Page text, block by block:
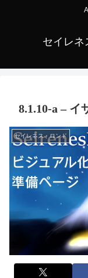
セイレネ
8.1.10-a – イ
セイレネス・ロンド